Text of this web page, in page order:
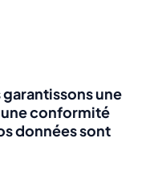
garantissons une
conformité
données sont